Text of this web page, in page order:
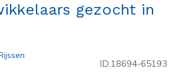
gezocht in
ID:18694-65193